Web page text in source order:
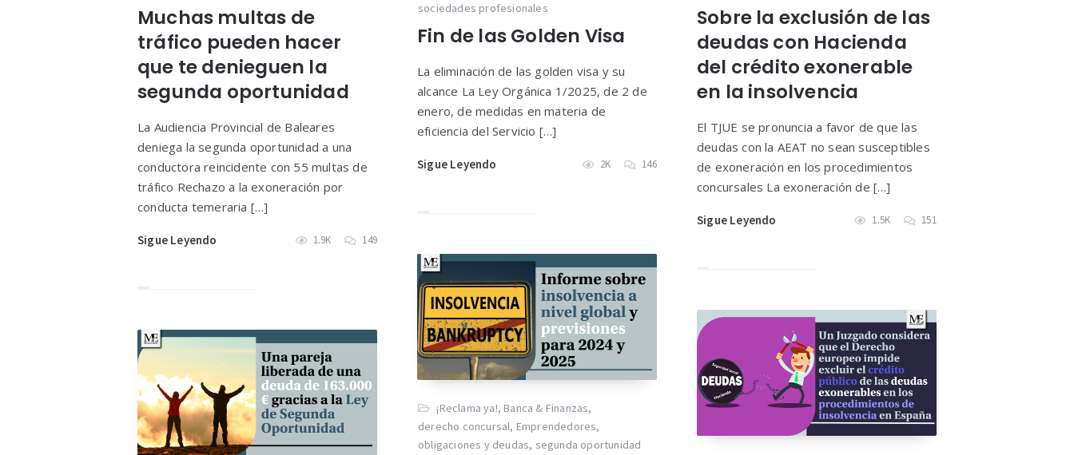
Muchas multas de
tráfico pueden hacer
que te denieguen la
segunda oportunidad
La Audiencia Provincial de Baleares
deniega la segunda oportunidad a una
conductora reincidente con 55 multas de
tráfico Rechazo a la exoneración por
conducta temeraria […]
Sigue Leyendo 1.9K 149
sociedades profesionales
Fin de las Golden Visa
La eliminación de las golden visa y su
alcance La Ley Orgánica 1/2025, de 2 de
enero, de medidas en materia de
eficiencia del Servicio […]
Sigue Leyendo 2K 146
Sobre la exclusión de las
deudas con Hacienda
del crédito exonerable
en la insolvencia
El TJUE se pronuncia a favor de que las
deudas con la AEAT no sean susceptibles
de exoneración en los procedimientos
concursales La exoneración de […]
Sigue Leyendo 1.5K 151
¡Reclama ya!, Banca & Finanzas,
derecho concursal, Emprendedores,
obligaciones y deudas, segunda oportunidad